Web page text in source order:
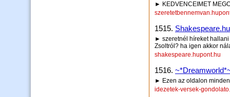
► KEDVENCEIMET
1515.
► szeretnél híreket hallani
Zsoltról? ha igen akkor
shakespeare.hupont.hu
1516.
► Ezen az oldalon
idezetek-versek-